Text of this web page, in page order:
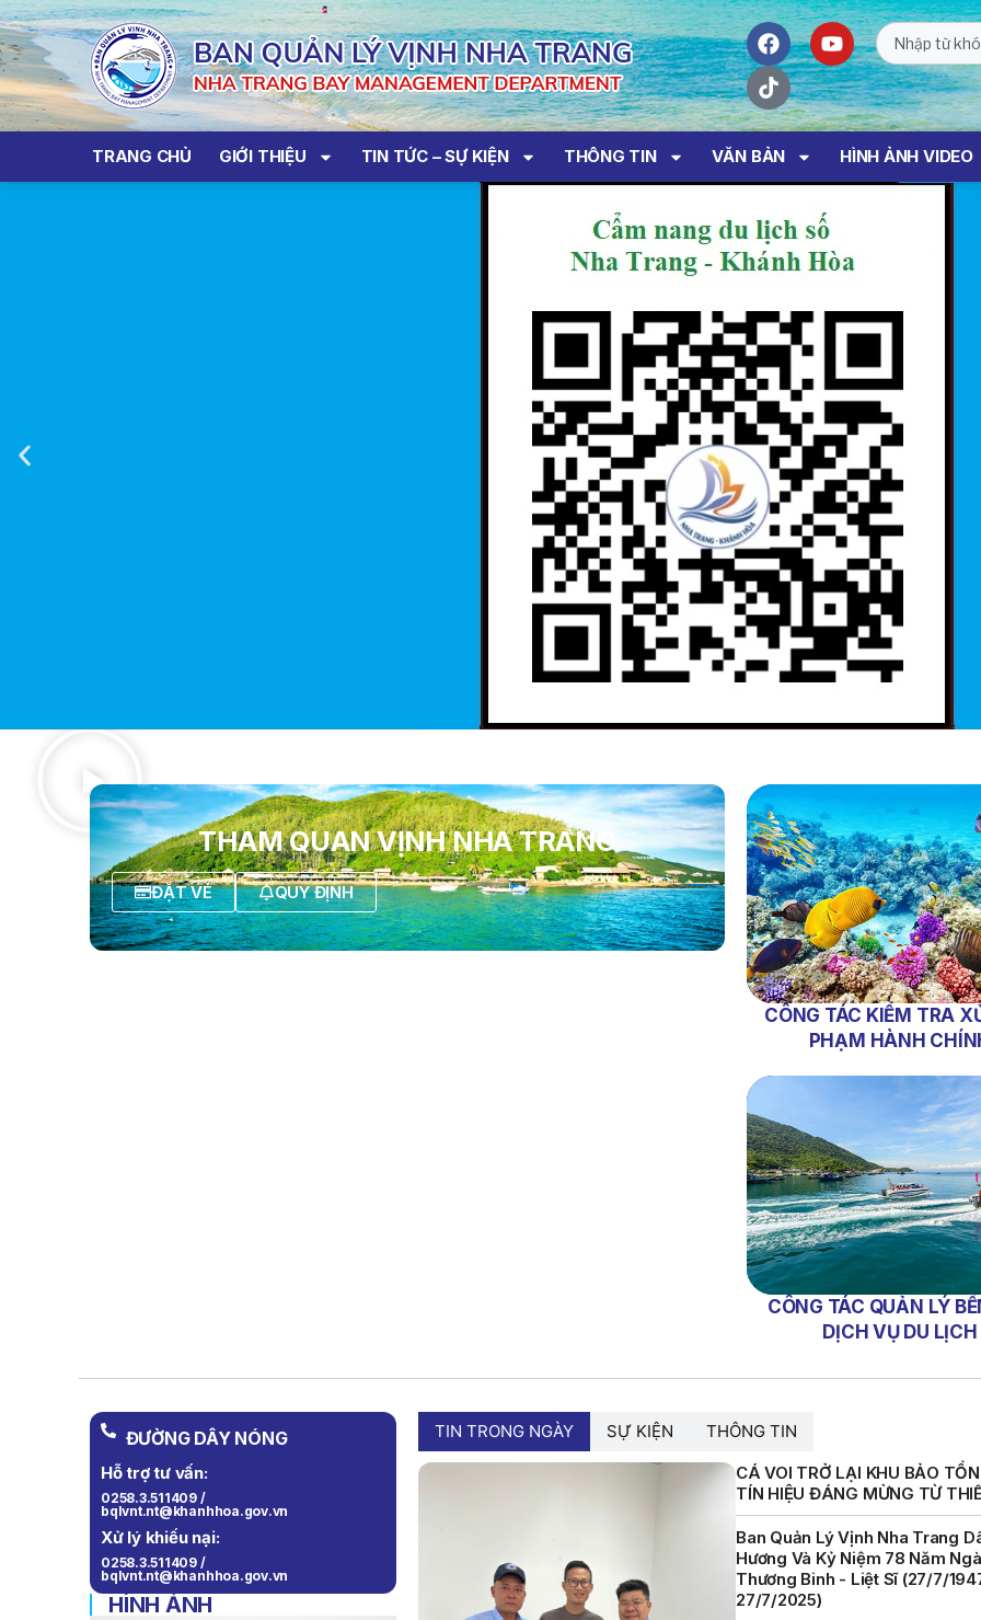
TRANG CHỦ GIỚI THIỆU TIN TỨC – SỰ KIỆN THÔNG TIN VĂN BẢN HÌNH ẢNH VIDEO
THAM QUAN VỊNH NHA TRANG
ĐẶT VÉ QUY ĐỊNH
CÔNG TÁC KIỂM TRA
PHẠM HÀNH
CÔNG TÁC QUẢN LÝ
DỊCH VỤ DU LỊCH
ĐƯỜNG DÂY NÓNG
Hỗ trợ tư vấn:
0258.3.511409 /
bqlvnt.nt@khanhhoa.gov.vn
Xử lý khiếu nại:
0258.3.511409 /
bqlvnt.nt@khanhhoa.gov.vn
HÌNH ẢNH
TIN TRONG NGÀY SỰ KIỆN THÔNG TIN
CÁ VOI TRỞ LẠI KHU BẢO
TÍN HIỆU ĐÁNG MỪNG TỪ
Ban Quản Lý Vịnh Nha Trang
Hương Và Kỷ Niệm 78 Năm
Thương Binh - Liệt Sĩ (27/7/
27/7/2025)